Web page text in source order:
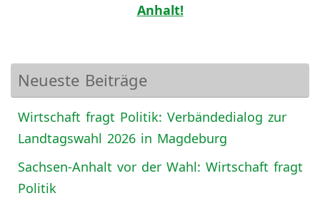
Anhalt!
Neueste Beiträge
Wirtschaft fragt Politik: Verbändedialog zur
Landtagswahl 2026 in Magdeburg
Sachsen-Anhalt vor der Wahl: Wirtschaft fragt
Politik